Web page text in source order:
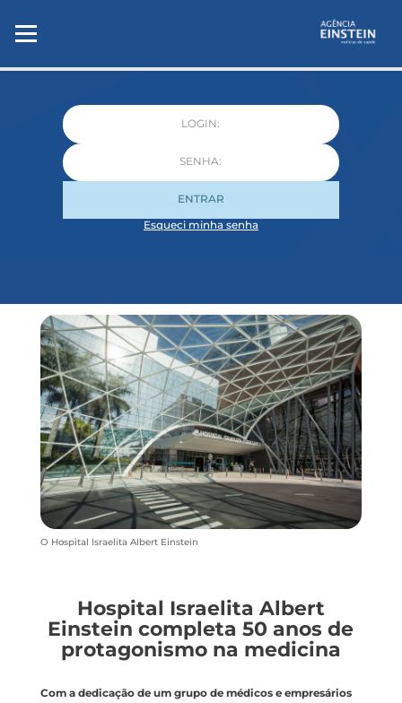
ENTRAR
Esqueci minha senha
O Hospital Israelita Albert Einstein
Hospital Israelita Albert
Einstein completa 50 anos de
protagonismo na medicina
Com a dedicação de um grupo de médicos e empresários